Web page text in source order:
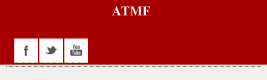
ATMF